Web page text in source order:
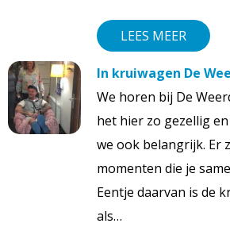
LEES MEER
In kruiwagen De
We horen bij De
het hier zo gezellig
we ook belangrijk. Er
momenten die je
Eentje daarvan is de
als…